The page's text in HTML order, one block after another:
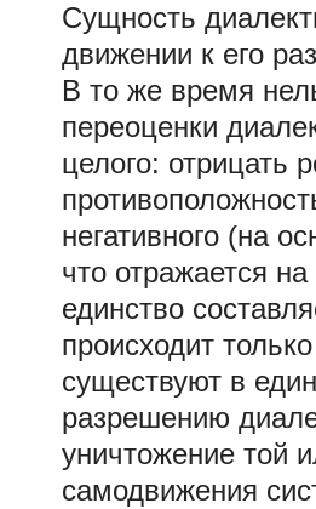
Сущность
движении к его
В то же время
переоценки
целого: отрицать
негативного (на
что отражается
единство
происходит
существуют в
разрешению
уничтожение той
самодвижения